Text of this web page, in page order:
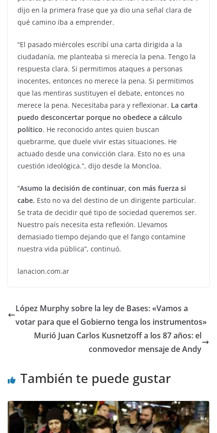
dijo en la primera frase que ya dio una señal clara de
qué camino iba a emprender.
“El pasado miércoles escribí una carta dirigida a la
ciudadanía, me planteaba si merecía la pena. Tengo la
respuesta clara. Si permitimos ataques a personas
inocentes, entonces no merece la pena. Si permitimos
que las mentiras sustituyen el debate, entonces no
merece la pena. Necesitaba para y reflexionar. La carta
puedo desconcertar porque no obedece a cálculo
político. He reconocido antes quien buscan
quebrarme, que duele vivir estas situaciones. He
actuado desde una convicción clara. Esto no es una
cuestión ideológica.”, dijo desde la Moncloa.
“Asumo la decisión de continuar, con más fuerza si
cabe. Esto no va del destino de un dirigente particular.
Se trata de decidir qué tipo de sociedad queremos ser.
Nuestro país necesita esta reflexión. Llevamos
demasiado tiempo dejando que el fango contamine
nuestra vida pública”, continuó.
lanacion.com.ar
López Murphy sobre la ley de Bases: «Vamos a
votar para que el Gobierno tenga los instrumentos»
Murió Juan Carlos Kusnetzoff a los 87 años: el
conmovedor mensaje de Andy
También te puede gustar